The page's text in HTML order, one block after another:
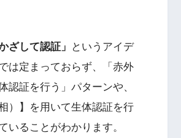
ざして認証」
というアイデ
は定まっておらず、「赤外
証を行う」パターンや、
）】を用いて生体認証を行
いることがわかります。